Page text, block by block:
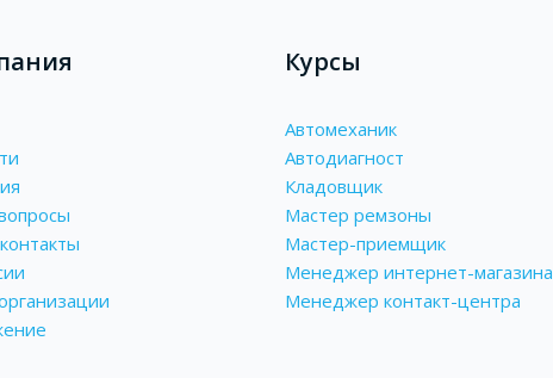
Курсы
Автомеханик
Автодиагност
Кладовщик
Мастер ремзоны
Мастер-приемщик
Менеджер интернет-магазина
Менеджер контакт-центра